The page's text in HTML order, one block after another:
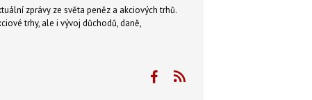
zprávy ze světa peněz a akciových trhů.
trhy, ale i vývoj důchodů, daně,